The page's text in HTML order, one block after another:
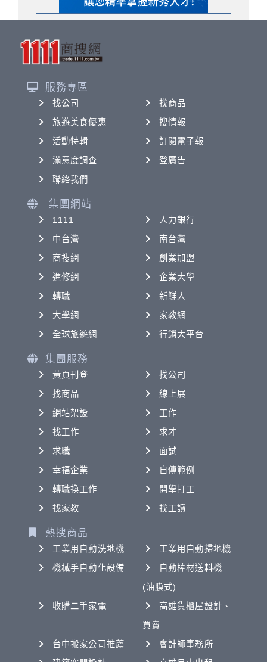
服務專區
找公司
找商品
旅遊美食優惠
搜情報
活動特輯
訂閱電子報
滿意度調查
登廣告
聯絡我們
集團網站
1111
人力銀行
中台灣
南台灣
商搜網
創業加盟
進修網
企業大學
轉職
新鮮人
大學網
家教網
全球旅遊網
行銷大平台
集團服務
黃頁刊登
找公司
找商品
線上展
網站架設
工作
找工作
求才
求職
面試
幸福企業
自傳範例
轉職換工作
開學打工
找家教
找工讀
熱搜商品
工業用自動洗地機
工業用自動掃地機
機械手自動化設備
自動棒材送料機
(油膜式)
收購二手家電
高雄貨櫃屋設計、
買賣
台中搬家公司推薦
會計師事務所